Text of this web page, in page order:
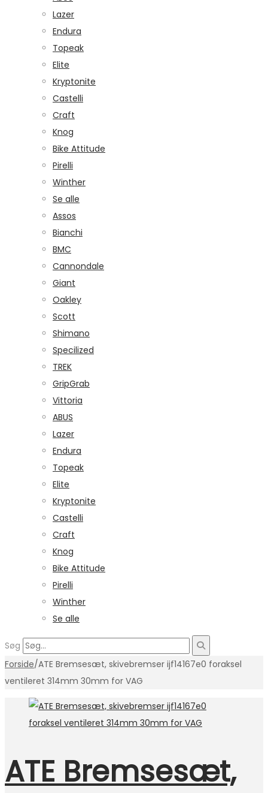
Lazer
Endura
Topeak
Elite
Kryptonite
Castelli
Craft
Knog
Bike Attitude
Pirelli
Winther
Se alle
Assos
Bianchi
BMC
Cannondale
Giant
Oakley
Scott
Shimano
Specilized
TREK
GripGrab
Vittoria
ABUS
Lazer
Endura
Topeak
Elite
Kryptonite
Castelli
Craft
Knog
Bike Attitude
Pirelli
Winther
Se alle
Søg
Forside/ATE Bremsesæt, skivebremser ijf14167e0 foraksel
ventileret 314mm 30mm for VAG
ATE Bremsesæt,